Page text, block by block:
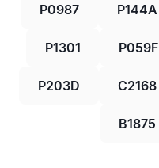
P0987 P144A
P1301 P059F
P203D C2168
B1875